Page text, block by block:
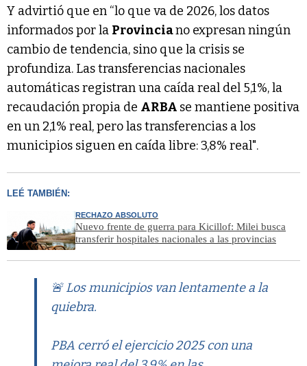
Y advirtió que en “lo que va de 2026, los datos
informados por la Provinciano expresan ningún
cambio de tendencia, sino que la crisis se
profundiza. Las transferencias nacionales
automáticas registran una caída real del 5,1%, la
recaudación propia de ARBA se mantiene positiva
en un 2,1% real, pero las transferencias a los
municipios siguen en caída libre: 3,8% real".
LEÉ TAMBIÉN:
RECHAZO ABSOLUTO
Nuevo frente de guerra para Kicillof: Milei busca
transferir hospitales nacionales a las provincias
🚨 Los municipios van lentamente a la
quiebra.
PBA cerró el ejercicio 2025 con una